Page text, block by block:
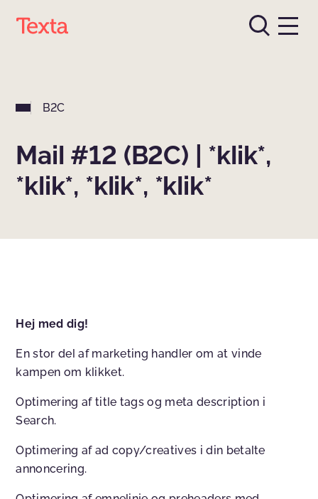
B2C
Mail #12 (B2C) | *klik*,
*klik*, *klik*, *klik*
Hej med dig!
En stor del af marketing handler om at vinde
kampen om klikket.
Optimering af title tags og meta description i
Search.
Optimering af ad copy/creatives i din betalte
annoncering.